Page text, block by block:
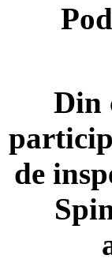
Din
de